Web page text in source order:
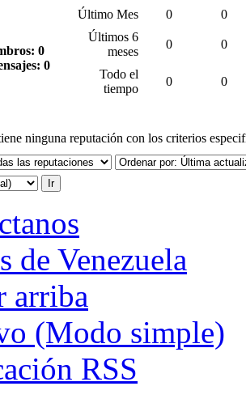
0
0
Último Mes 0
0
Últimos 6
meses
0 0
Todo el
tiempo
0 0
ninguna reputación con los criterios
de Venezuela
arriba
(Modo simple)
RSS